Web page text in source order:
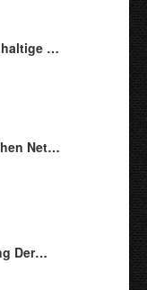
…
Net…
Der…